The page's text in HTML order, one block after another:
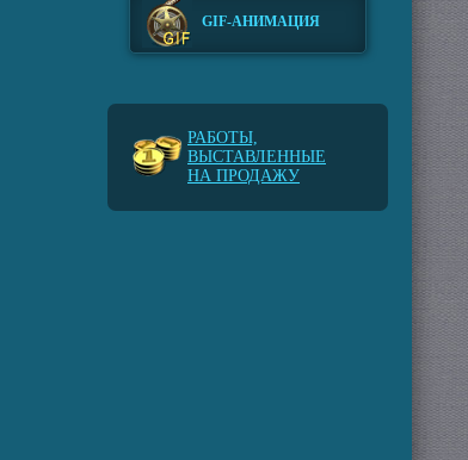
GIF-АНИМАЦИЯ
РАБОТЫ,
ВЫСТАВЛЕННЫЕ
НА ПРОДАЖУ